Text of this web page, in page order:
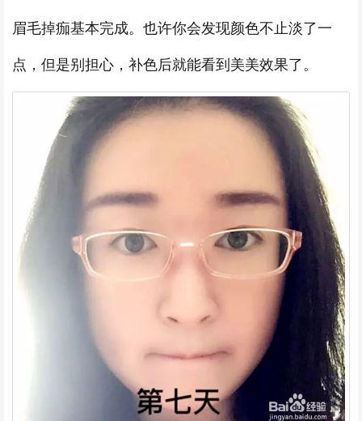
眉毛掉痂基本完成。也许你会发现颜色不止淡了一
点，但是别担心，补色后就能看到美美效果了。